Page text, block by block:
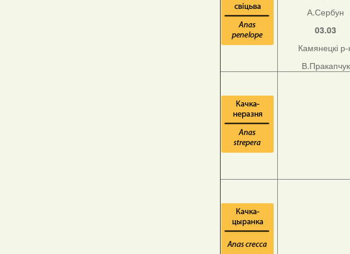
А.Сербун
03.03
Камянецкі р-
В.Пракапчук